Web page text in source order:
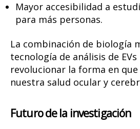
Mayor accesibilidad a
para más personas.
La combinación de biología
tecnología de análisis de
revolucionar la forma en
nuestra salud ocular y
Futuro de la investigación